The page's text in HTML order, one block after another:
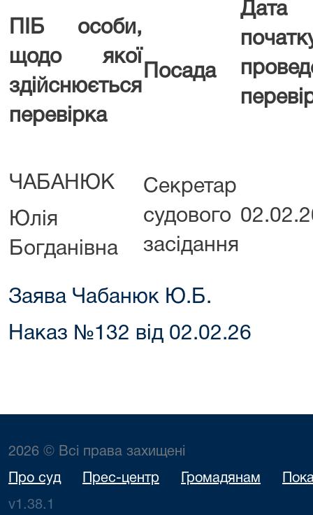
ПІБ особи,
щодо якої
здійснюється
перевірка
Посада
Дата
ЧАБАНЮК
Юлія
Богданівна
Секретар
судового
засідання
Заява Чабанюк Ю.Б.
Наказ №132 від 02.02.26
2026 © Всі права захищені
Про суд Прес-центр Громадянам
v1.38.1